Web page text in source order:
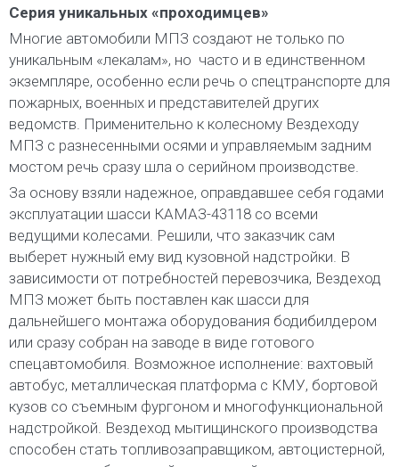
Серия уникальных «проходимцев»
Многие автомобили МПЗ создают не только по
уникальным «лекалам», но часто и в единственном
экземпляре, особенно если речь о спецтранспорте для
пожарных, военных и представителей других
ведомств. Применительно к колесному Вездеходу
МПЗ с разнесенными осями и управляемым задним
мостом речь сразу шла о серийном производстве.
За основу взяли надежное, оправдавшее себя годами
эксплуатации шасси КАМАЗ-43118 со всеми
ведущими колесами. Решили, что заказчик сам
выберет нужный ему вид кузовной надстройки. В
зависимости от потребностей перевозчика, Вездеход
МПЗ может быть поставлен как шасси для
дальнейшего монтажа оборудования бодибилдером
или сразу собран на заводе в виде готового
спецавтомобиля. Возможное исполнение: вахтовый
автобус, металлическая платформа с КМУ, бортовой
кузов со съемным фургоном и многофункциональной
надстройкой. Вездеход мытищинского производства
способен стать топливозаправщиком, автоцистерной,